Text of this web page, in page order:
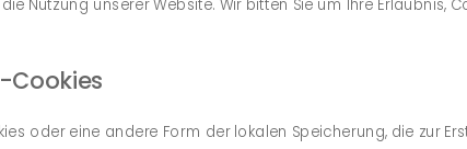
Nutzung unserer Website. Wir bitten Sie um Ihre Erlaubnis,
oder eine andere Form der lokalen Speicherung, die zur